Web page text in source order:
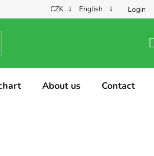
CZK English Login
About us Contact